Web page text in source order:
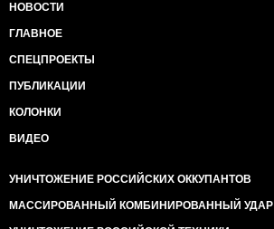
НОВОСТИ
ГЛАВНОЕ
СПЕЦПРОЕКТЫ
ПУБЛИКАЦИИ
КОЛОНКИ
ВИДЕО
УНИЧТОЖЕНИЕ РОССИЙСКИХ ОККУПАНТОВ
МАССИРОВАННЫЙ КОМБИНИРОВАННЫЙ УДАР